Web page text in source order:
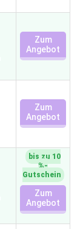
Zum
Angebot
Zum
Angebot
bis zu 10
%-
Gutschein
Zum
Angebot